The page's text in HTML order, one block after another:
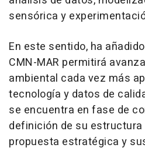
sensórica y
En este sentido, ha
CMN-MAR permitirá
ambiental cada vez más
tecnología y datos de
se encuentra en fase de
definición de su estructura
propuesta estratégica y